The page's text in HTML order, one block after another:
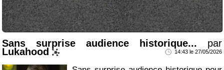
Sans surprise audience historique... par
Lukahood 14:43 le 27/05/2026